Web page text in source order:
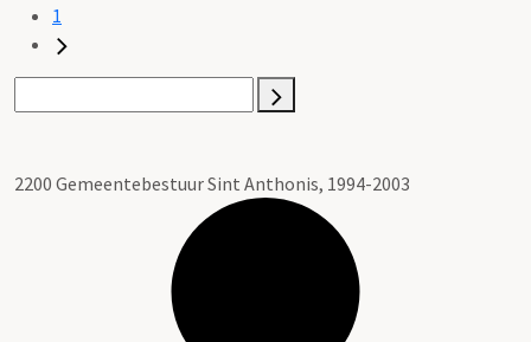
1
2200 Gemeentebestuur Sint Anthonis, 1994-2003